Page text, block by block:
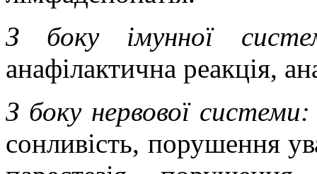
З боку імунної
анафілактична реакція,
З боку нервової системи:
сонливість, порушення